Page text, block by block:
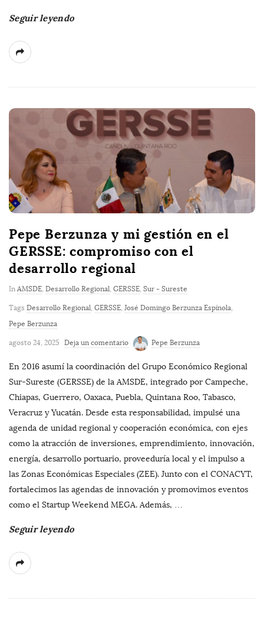
Seguir leyendo
Pepe Berzunza y mi gestión en el
GERSSE: compromiso con el
desarrollo regional
In AMSDE, Desarrollo Regional, GERSSE, Sur - Sureste
Tags Desarrollo Regional, GERSSE, José Domingo Berzunza Espínola,
Pepe Berzunza
agosto 24, 2025 Deja un comentario Pepe Berzunza
En 2016 asumí la coordinación del Grupo Económico Regional
Sur-Sureste (GERSSE) de la AMSDE, integrado por Campeche,
Chiapas, Guerrero, Oaxaca, Puebla, Quintana Roo, Tabasco,
Veracruz y Yucatán. Desde esta responsabilidad, impulsé una
agenda de unidad regional y cooperación económica, con ejes
como la atracción de inversiones, emprendimiento, innovación,
energía, desarrollo portuario, proveeduría local y el impulso a
las Zonas Económicas Especiales (ZEE). Junto con el CONACYT,
fortalecimos las agendas de innovación y promovimos eventos
como el Startup Weekend MEGA. Además, …
Seguir leyendo